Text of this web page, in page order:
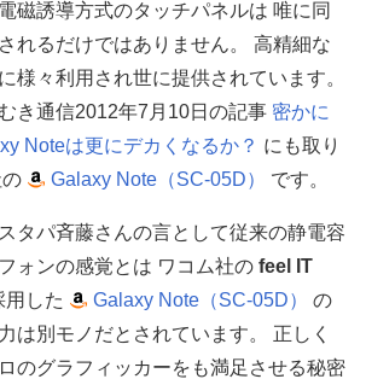
磁誘導方式のタッチパネルは 唯に同
れるだけではありません。 高精細な
様々利用され世に提供されています。
き通信2012年7月10日の記事 密かに
Noteは更にデカくなるか？ にも取り
の
Galaxy Note（SC-05D） です。
タパ斉藤さんの言として従来の静電容
ォンの感覚とは ワコム社の feel IT
用した Galaxy Note（SC-05D）
の
は別モノだとされています。 正しく
のグラフィッカーをも満足させる秘密